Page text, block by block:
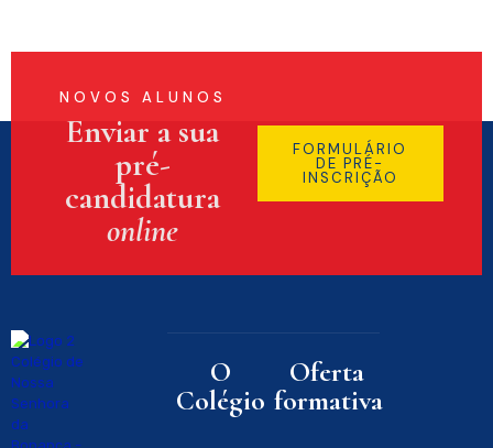
NOVOS ALUNOS
Enviar a sua
pré-
candidatura
online
FORMULÁRIO
DE PRÉ-
INSCRIÇÃO
O
Colégio
Oferta
formativa